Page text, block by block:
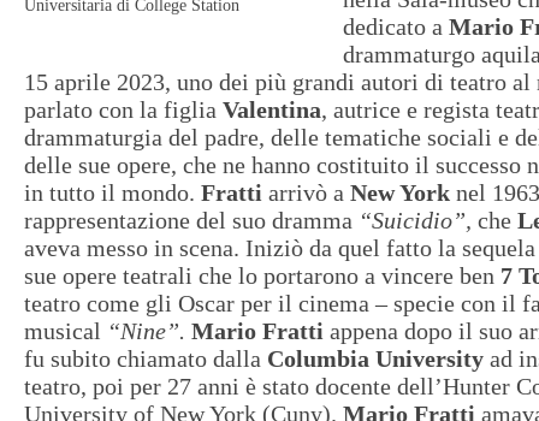
Universitaria di College Station
dedicato a Mario
drammaturgo
15 aprile 2023, uno dei più grandi autori di teatro al
parlato con la figlia Valentina, autrice e regista
drammaturgia del padre, delle tematiche sociali e
delle sue opere, che ne hanno costituito il successo
in tutto il mondo. Fratti arrivò a New York nel
rappresentazione del suo dramma “Suicidio”, che
aveva messo in scena. Iniziò da quel fatto la
sue opere teatrali che lo portarono a vincere ben 7
teatro come gli Oscar per il cinema – specie con il
musical “Nine”. Mario Fratti appena dopo il suo
fu subito chiamato dalla Columbia University ad
teatro, poi per 27 anni è stato docente dell’Hunter
University of New York (Cuny). Mario Fratti